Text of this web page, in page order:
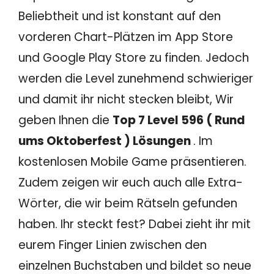
Beliebtheit und ist konstant auf den
vorderen Chart-Plätzen im App Store
und Google Play Store zu finden. Jedoch
werden die Level zunehmend schwieriger
und damit ihr nicht stecken bleibt, Wir
geben Ihnen die Top 7 Level 596 ( Rund
ums Oktoberfest ) Lösungen. Im
kostenlosen Mobile Game präsentieren.
Zudem zeigen wir euch auch alle Extra-
Wörter, die wir beim Rätseln gefunden
haben. Ihr steckt fest? Dabei zieht ihr mit
eurem Finger Linien zwischen den
einzelnen Buchstaben und bildet so neue